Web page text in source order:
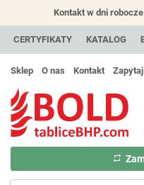
Kontakt w dni
CERTYFIKATY KATALOG
Sklep O nas Kontakt Zapytaj
repeat